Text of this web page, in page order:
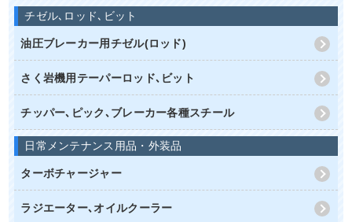
チゼル､ロッド､ビット
油圧ブレーカー用チゼル(ロッド)
さく岩機用テーパーロッド､ビット
チッパー､ピック､ブレーカー各種スチール
日常メンテナンス用品・外装品
ターボチャージャー
ラジエーター､オイルクーラー